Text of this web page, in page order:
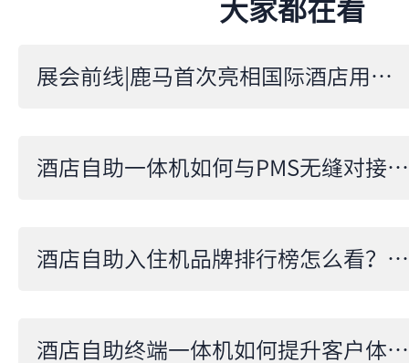
大家都在看
展会前线|鹿马首次亮相国际酒店用品博览会，新老客户现场打Call！
酒店自助一体机如何与PMS无缝对接？实现数据零手工流转的整合指南
酒店自助入住机品牌排行榜怎么看？2026权威排名与选型指南
酒店自助终端一体机如何提升客户体验？从快速入住到发票打印的优化方案